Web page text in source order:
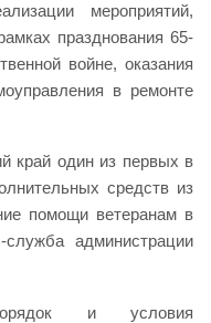
мероприятий,
празднования 65-
войне, оказания
в ремонте
край один из первых в
средств из
помощи ветеранам в
администрации
и условия